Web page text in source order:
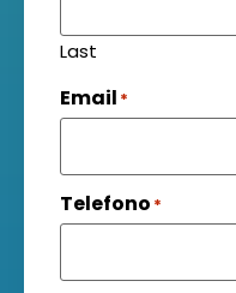
Last
Email *
Telefono *